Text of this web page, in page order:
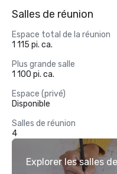
Salles de réunion
Espace total de la réunion
1 115 pi. ca.
Plus grande salle
1 100 pi. ca.
Espace (privé)
Disponible
Salles de réunion
4
Explorer les salles